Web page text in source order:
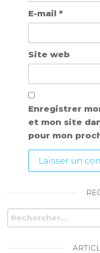
E-mail *
Site web
Enregistrer
et mon site
pour mon